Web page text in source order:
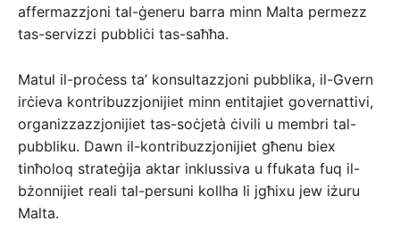
affermazzjoni tal-ġeneru barra minn Malta permezz
tas-servizzi pubbliċi tas-saħħa.
Matul il-proċess ta’ konsultazzjoni pubblika, il-Gvern
irċieva kontribuzzjonijiet minn entitajiet governattivi,
organizzazzjonijiet tas-soċjetà ċivili u membri tal-
pubbliku. Dawn il-kontribuzzjonijiet għenu biex
tinħoloq strateġija aktar inklussiva u ffukata fuq il-
bżonnijiet reali tal-persuni kollha li jgħixu jew iżuru
Malta.